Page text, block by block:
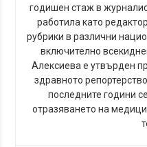
годишен стаж в
работила като
рубрики в различни
включително
Алексиева е утвърден
здравното
последните години
отразяването на